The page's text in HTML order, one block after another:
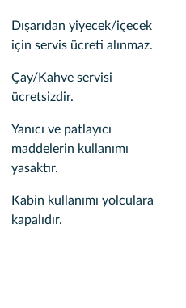
Dışarıdan yiyecek/içecek
için servis ücreti alınmaz.
Çay/Kahve servisi
ücretsizdir.
Yanıcı ve patlayıcı
maddelerin kullanımı
yasaktır.
Kabin kullanımı yolculara
kapalıdır.